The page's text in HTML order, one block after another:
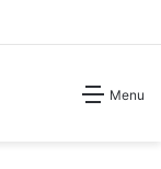
Menu
Search for